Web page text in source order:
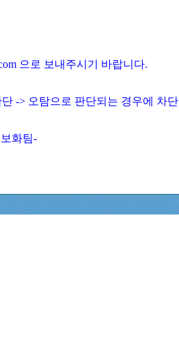
으로 보내주시기 바랍니다.
-> 오탐으로 판단되는 경우에 차단
화팀-